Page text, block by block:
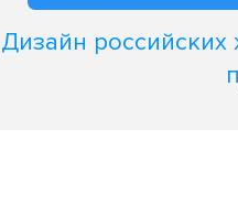
Дизайн российских